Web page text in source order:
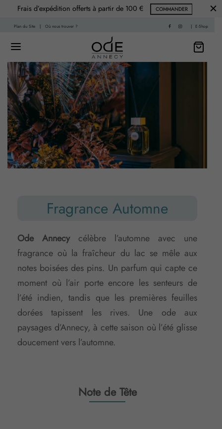
Frais d’expédition offerts à partir de 100 € COMMANDER
Plan du Site | Où nous trouver ? | E-Shop
Fragrance Automne
Ode Annecycélèbre l’automne avec une
fragrance où la fraîcheur du lac se mêle aux
notes boisées des pins. Un parfum qui capte ce
moment où l’air porte encore les senteurs de
l’été indien, tandis que les premières feuilles
dorées tapissent les rives. Une ode aux
paysages d’Annecy, à cette saison où l’été glisse
doucement vers l’automne.
Note de Tête
HISTOIRE
Printemps
Été